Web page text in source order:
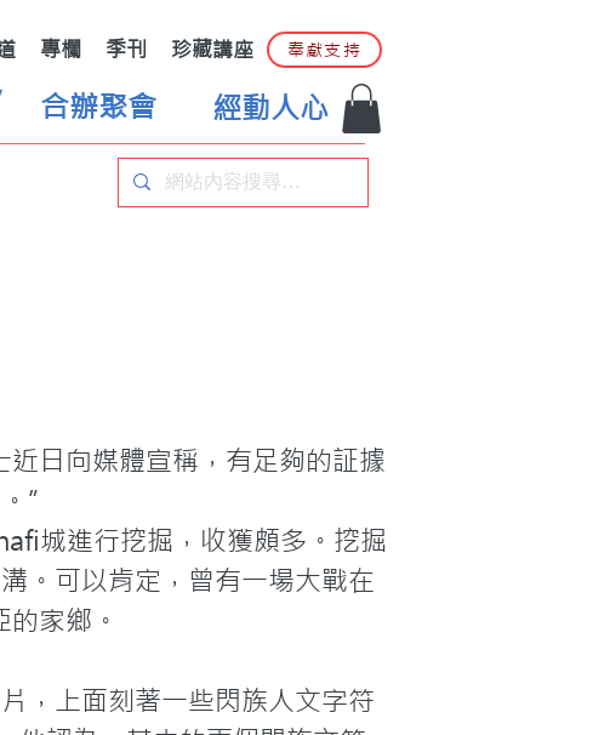
專欄 季刊 珍藏講座 奉獻支持
合辦聚會 經動人心
日向媒體宣稱，有足夠的証據
”
城進行挖掘，收獲頗多。挖掘
。可以肯定，曾有一場大戰在
家鄉。
，上面刻著一些閃族人文字符